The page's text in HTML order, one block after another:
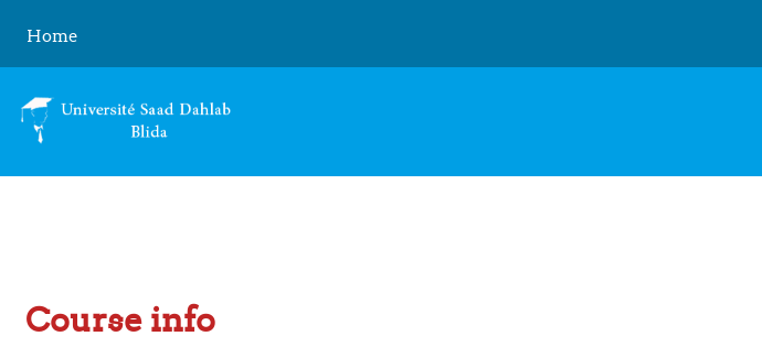
Home
Course info